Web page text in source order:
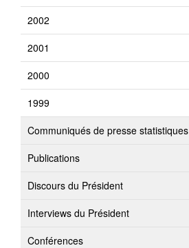
2002
2001
2000
1999
Communiqués de presse statistiques
Publications
Discours du Président
Interviews du Président
Conférences